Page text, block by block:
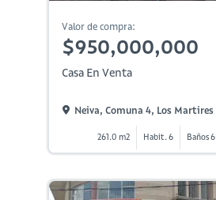
Valor de compra:
$950,000,000
Casa En Venta
Neiva, Comuna 4, Los Martires
261.0 m2 Habit. 6 Baños 6